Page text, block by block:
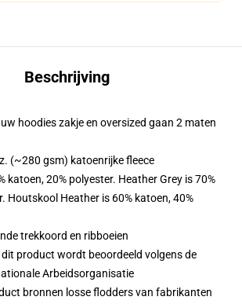
Beschrijving
hoodies zakje en oversized gaan 2 maten
(~280 gsm) katoenrijke fleece
katoen, 20% polyester. Heather Grey is 70%
Houtskool Heather is 60% katoen, 40%
trekkoord en ribboeien
dit product wordt beoordeeld volgens de
Arbeidsorganisatie
bronnen losse flodders van fabrikanten